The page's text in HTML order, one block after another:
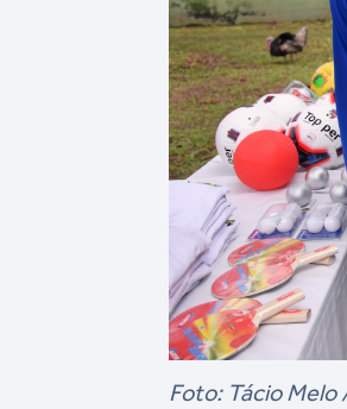
Foto: Tácio